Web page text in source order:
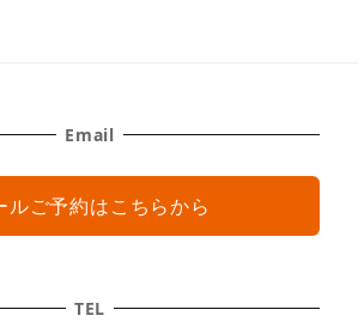
Email
ルご予約はこちらから
TEL